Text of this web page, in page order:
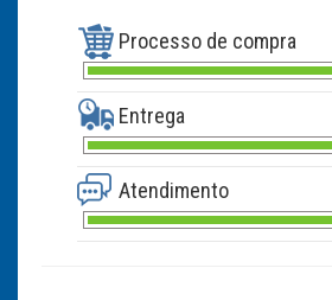
Processo de compra
Entrega
Atendimento